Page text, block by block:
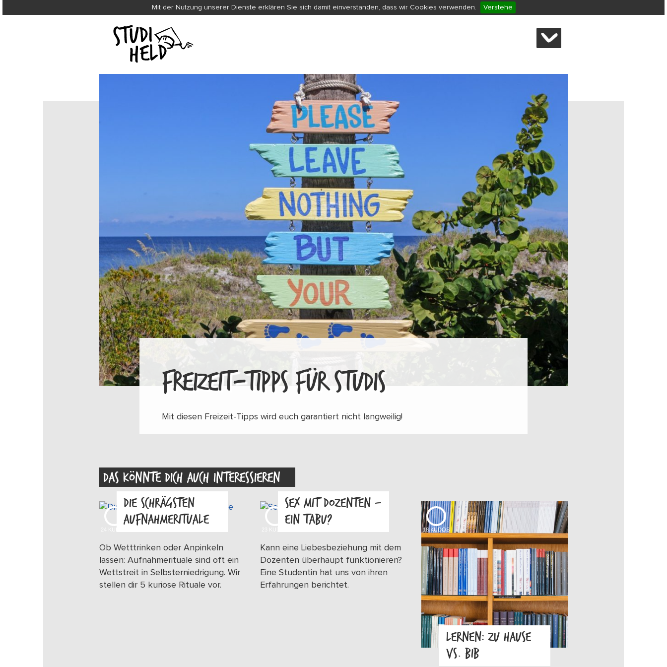
Mit der Nutzung unserer Dienste erklären Sie sich damit einverstanden, dass wir Cookies verwenden. Verstehe
FREIZEIT-TIPPS FÜR STUDIS
Mit diesen Freizeit-Tipps wird euch garantiert nicht langweilig!
DAS KÖNNTE DICH AUCH INTERESSIEREN
DIE SCHRÄGSTEN
AUFNAHMERITUALE
Ob Wetttrinken oder Anpinkeln
lassen: Aufnahmerituale sind oft ein
Wettstreit in Selbsterniedrigung. Wir
stellen dir 5 kuriose Rituale vor.
SEX MIT DOZENTEN –
EIN TABU?
Kann eine Liebesbeziehung mit dem
Dozenten überhaupt funktionieren?
Eine Studentin hat uns von ihren
Erfahrungen berichtet.
18 KUDOS
LERNEN: ZU HAUSE
VS. BIB